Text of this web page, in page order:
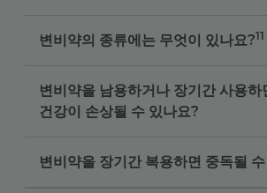
변비약의 종류에는 무엇이 있나요?11
변비약을 남용하거나 장기간 사용하
건강이 손상될 수 있나요?
변비약을 장기간 복용하면 중독될